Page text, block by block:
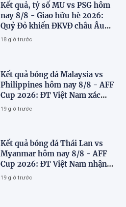
Kết quả, tỷ số MU vs PSG hôm
nay 8/8 - Giao hữu hè 2026:
Quỷ Đỏ khiến ĐKVĐ châu Âu
toát mồ hôi
18 giờ trước
Kết quả bóng đá Malaysia vs
Philippines hôm nay 8/8 - AFF
Cup 2026: ĐT Việt Nam xác
định đối thủ
19 giờ trước
Kết quả bóng đá Thái Lan vs
Myanmar hôm nay 8/8 - AFF
Cup 2026: ĐT Việt Nam nhận
'chiến thư'
19 giờ trước